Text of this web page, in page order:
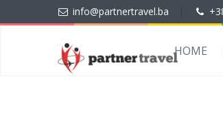
info@partnertravel.ba
HOME